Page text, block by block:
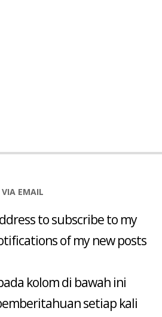
VIA EMAIL
to subscribe to my
of my new posts
kolom di bawah ini
setiap kali